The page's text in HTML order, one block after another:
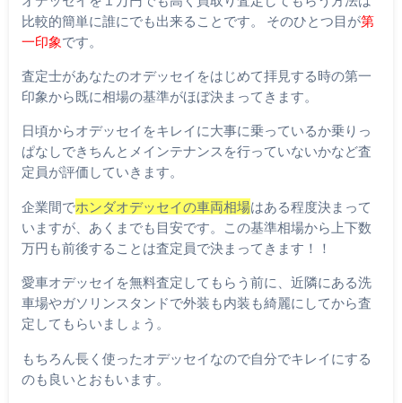
比較的簡単に誰にでも出来ることです。 そのひとつ目が第
一印象です。
査定士があなたのオデッセイをはじめて拝見する時の第一
印象から既に相場の基準がほぼ決まってきます。
日頃からオデッセイをキレイに大事に乗っているか乗りっ
ぱなしできちんとメインテナンスを行っていないかなど査
定員が評価していきます。
企業間でホンダオデッセイの車両相場はある程度決まって
いますが、あくまでも目安です。この基準相場から上下数
万円も前後することは査定員で決まってきます！！
愛車オデッセイを無料査定してもらう前に、近隣にある洗
車場やガソリンスタンドで外装も内装も綺麗にしてから査
定してもらいましょう。
もちろん長く使ったオデッセイなので自分でキレイにする
のも良いとおもいます。